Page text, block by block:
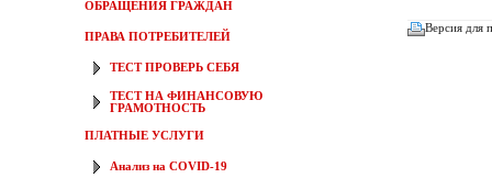
ОБРАЩЕНИЯ ГРАЖДАН
ПРАВА ПОТРЕБИТЕЛЕЙ
ТЕСТ ПРОВЕРЬ СЕБЯ
ТЕСТ НА ФИНАНСОВУЮ
ГРАМОТНОСТЬ
ПЛАТНЫЕ УСЛУГИ
Анализ на COVID-19
Версия для